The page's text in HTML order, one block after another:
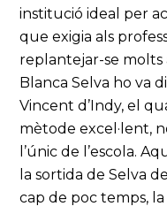
institució ideal per
que exigia als
replantejar-se molts
Blanca Selva ho va
Vincent d’Indy, el
mètode excel·lent,
l’únic de l’escola.
la sortida de Selva
cap de poc temps,